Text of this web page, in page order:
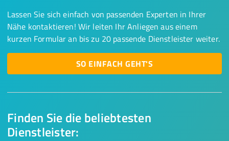
Finden Sie die beliebtesten
Dienstleister:
Lassen Sie sich einfach von passenden Experten in Ihrer
Nähe kontaktieren! Wir leiten Ihr Anliegen aus einem
kurzen Formular an bis zu 20 passende Dienstleister weiter.
SO EINFACH GEHT'S